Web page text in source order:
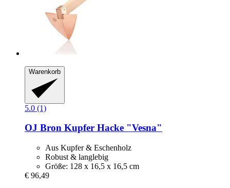
Warenkorb
5.0 (1)
OJ Bron Kupfer Hacke "Vesna"
Aus Kupfer & Eschenholz
Robust & langlebig
Größe: 128 x 16,5 x 16,5 cm
€ 96,49